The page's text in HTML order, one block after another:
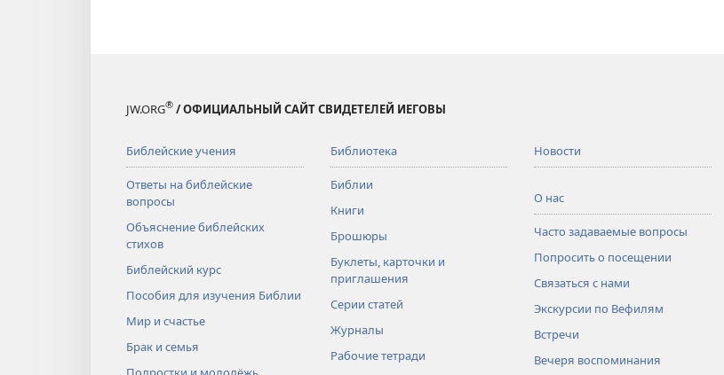
JW.ORG® / ОФИЦИАЛЬНЫЙ САЙТ СВИДЕТЕЛЕЙ ИЕГОВЫ
Библейские учения
Ответы на библейские
вопросы
Объяснение библейских
стихов
Библейский курс
Пособия для изучения Библии
Мир и счастье
Брак и семья
Библиотека
Библии
Книги
Брошюры
Буклеты, карточки и
приглашения
Серии статей
Журналы
Рабочие тетради
Новости
О нас
Часто задаваемые вопросы
Попросить о посещении
Связаться с нами
Экскурсии по Вефилям
Встречи
Вечеря воспоминания